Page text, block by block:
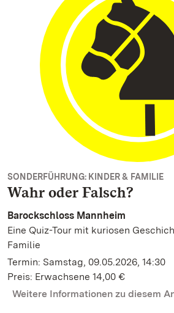
SONDERFÜHRUNG: KINDER & FAMILIE
Wahr oder Falsch?
Barockschloss Mannheim
Eine Quiz-Tour mit kuriosen
Familie
Termin: Samstag, 09.05.2026, 14:30
Preis: Erwachsene 14,00 €
Weitere Informationen zu diesem